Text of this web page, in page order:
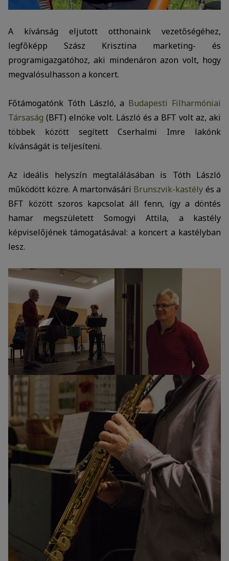
A kívánság eljutott otthonaink vezetőségéhez,
legfőképp Szász Krisztina marketing- és
programigazgatóhoz, aki mindenáron azon volt, hogy
megvalósulhasson a koncert.
Főtámogatónk Tóth László, a Budapesti Filharmóniai
Társaság (BFT) elnöke volt. László és a BFT volt az, aki
többek között segített Cserhalmi Imre lakónk
kívánságát is teljesíteni.
Az ideális helyszín megtalálásában is Tóth László
működött közre. A martonvásári Brunszvik-kastély és a
BFT között szoros kapcsolat áll fenn, így a döntés
hamar megszületett Somogyi Attila, a kastély
képviselőjének támogatásával: a koncert a kastélyban
lesz.